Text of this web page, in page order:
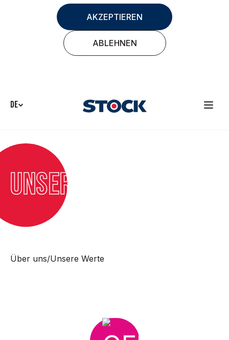
AKZEPTIEREN
ABLEHNEN
DE
UNSERE WERTE
Über uns/Unsere Werte